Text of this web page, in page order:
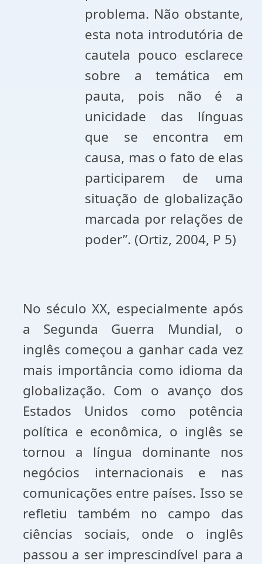
problema. Não obstante,
esta nota introdutória de
cautela pouco esclarece
sobre a temática em
pauta, pois não é a
unicidade das línguas
que se encontra em
causa, mas o fato de elas
participarem de uma
situação de globalização
marcada por relações de
poder”. (Ortiz, 2004, P 5)
No século XX, especialmente após
a Segunda Guerra Mundial, o
inglês começou a ganhar cada vez
mais importância como idioma da
globalização. Com o avanço dos
Estados Unidos como potência
política e econômica, o inglês se
tornou a língua dominante nos
negócios internacionais e nas
comunicações entre países. Isso se
refletiu também no campo das
ciências sociais, onde o inglês
passou a ser imprescindível para a